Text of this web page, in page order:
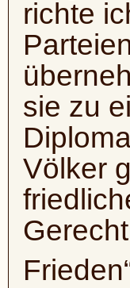
richte
sie zu
Völker